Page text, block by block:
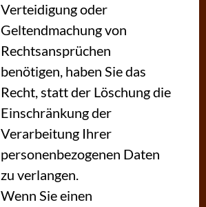
Verteidigung oder
Geltendmachung von
Rechtsansprüchen
benötigen, haben Sie das
Recht, statt der Löschung die
Einschränkung der
Verarbeitung Ihrer
personenbezogenen Daten
zu verlangen.
Wenn Sie einen